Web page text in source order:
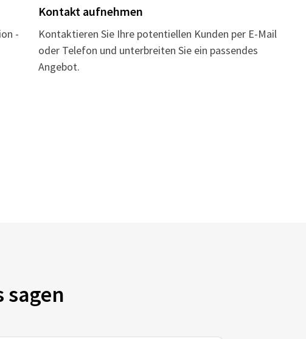
-
Kontakt aufnehmen
Kontaktieren Sie Ihre potentiellen Kunden per E-Mail
oder Telefon und unterbreiten Sie ein passendes
Angebot.
sagen